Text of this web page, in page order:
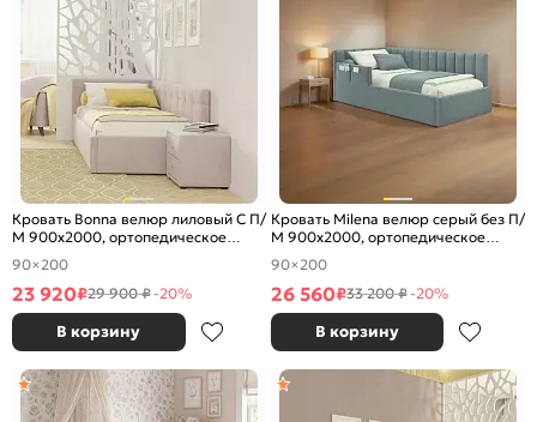
Кровать Bonna велюр лиловый С П/
М 900x2000, ортопедическое
основание, изголовье мягкое
90×200
23 920₽29 900 ₽-20%
В корзину
Кровать Milena велюр серый без П/
М 900x2000, ортопедическое
основание, изголовье мягкое
90×200
26 560₽33 200 ₽-20%
В корзину